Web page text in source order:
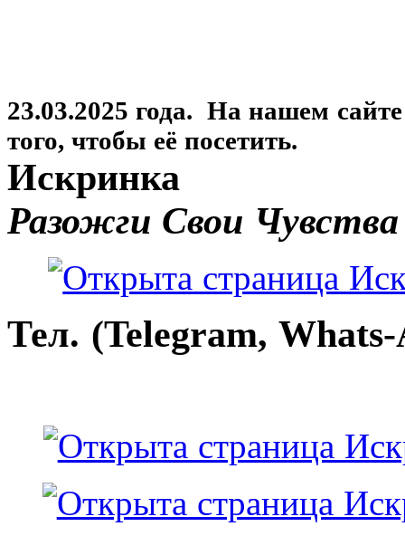
23.03.2025 года. На нашем
того, чтобы её посетить.
Искринка
Разожги Свои Чувства
Тел. (Telegram,